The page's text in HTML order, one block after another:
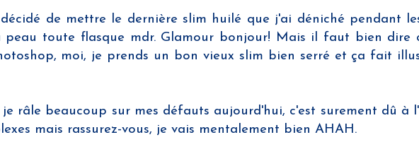
de mettre le dernière slim huilé que j'ai déniché pendant
peau toute flasque mdr. Glamour bonjour! Mais il faut bien
moi, je prends un bon vieux slim bien serré et ça fait
je râle beaucoup sur mes défauts aujourd'hui, c'est surement dû
mais rassurez-vous, je vais mentalement bien AHAH.